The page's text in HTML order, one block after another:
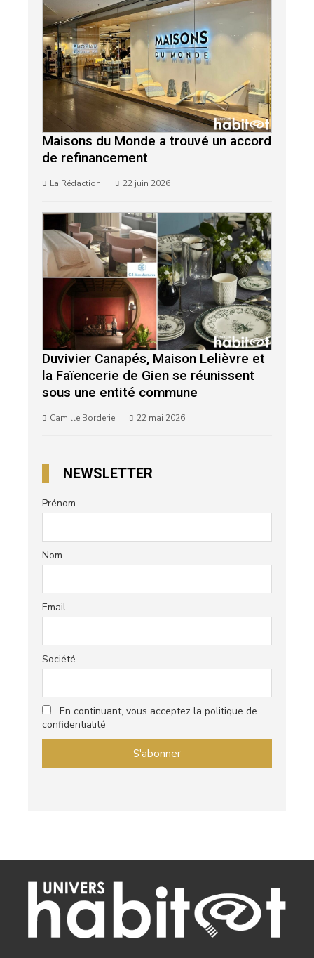
Maisons du Monde a trouvé un accord
de refinancement
La Rédaction 22 juin 2026
Duvivier Canapés, Maison Lelièvre et
la Faïencerie de Gien se réunissent
sous une entité commune
Camille Borderie 22 mai 2026
NEWSLETTER
Prénom
Nom
Email
Société
En continuant, vous acceptez la politique de
confidentialité